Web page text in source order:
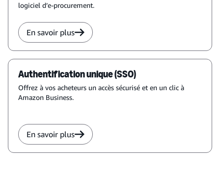
logiciel d’e-procurement.
En savoir plus
Authentification unique (SSO)
Offrez à vos acheteurs un accès sécurisé et en un clic à
Amazon Business.
En savoir plus